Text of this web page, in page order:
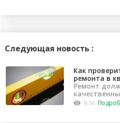
Следующая новость :
Как
ремонта в
Ремонт
9.1к